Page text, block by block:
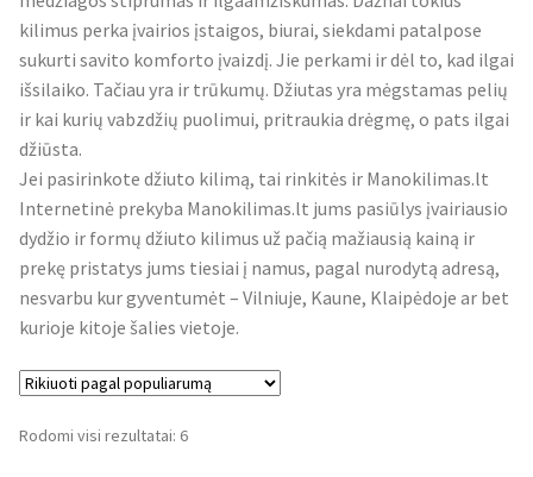
kilimus perka įvairios įstaigos, biurai, siekdami patalpose
sukurti savito komforto įvaizdį. Jie perkami ir dėl to, kad ilgai
išsilaiko. Tačiau yra ir trūkumų. Džiutas yra mėgstamas pelių
ir kai kurių vabzdžių puolimui, pritraukia drėgmę, o pats ilgai
džiūsta.
Jei pasirinkote džiuto kilimą, tai rinkitės ir Manokilimas.lt
Internetinė prekyba Manokilimas.lt jums pasiūlys įvairiausio
dydžio ir formų džiuto kilimus už pačią mažiausią kainą ir
prekę pristatys jums tiesiai į namus, pagal nurodytą adresą,
nesvarbu kur gyventumėt – Vilniuje, Kaune, Klaipėdoje ar bet
kurioje kitoje šalies vietoje.
Rodomi visi rezultatai: 6Rūšiuojama